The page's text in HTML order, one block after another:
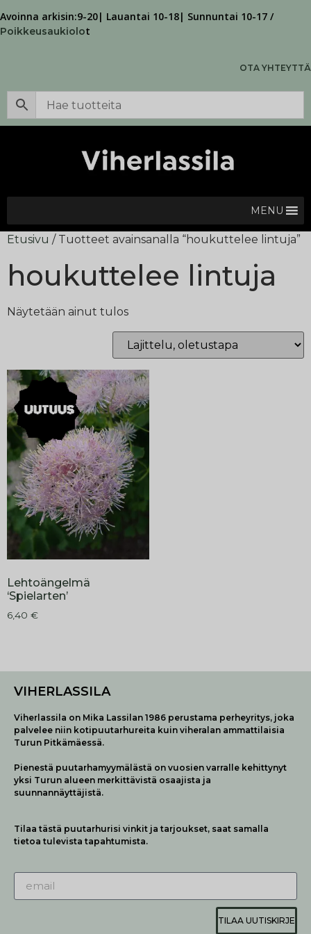
Avoinna arkisin:9-20| Lauantai 10-18| Sunnuntai 10-17 /
Poikkeusaukiolot
OTA YHTEYTTÄ
MENU
Etusivu / Tuotteet avainsanalla “houkuttelee lintuja”
houkuttelee lintuja
Näytetään ainut tulos
Lehtoängelmä
‘Spielarten’
6,40 €
VIHERLASSILA
Viherlassila on Mika Lassilan 1986 perustama perheyritys, joka
palvelee niin kotipuutarhureita kuin viheralan ammattilaisia
Turun Pitkämäessä.
Pienestä puutarhamyymälästä on vuosien varralle kehittynyt
yksi Turun alueen merkittävistä osaajista ja
suunnannäyttäjistä.
Tilaa tästä puutarhurisi vinkit ja tarjoukset, saat samalla
tietoa tulevista tapahtumista.
TILAA UUTISKIRJE